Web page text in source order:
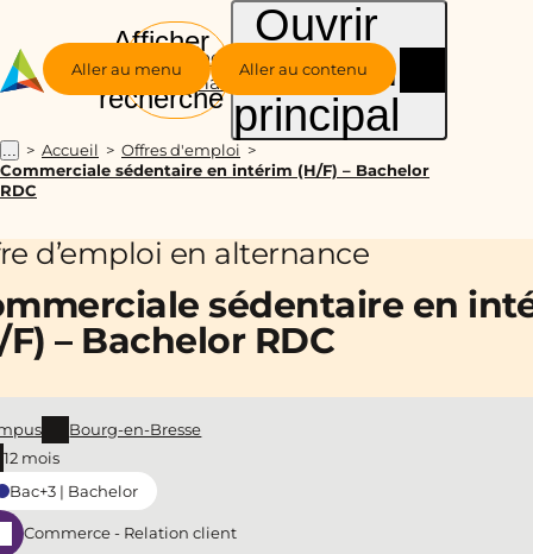
Aller au menu Aller au contenu
Groupe
Alternance
Afficher
la
recherche
Ouvrir
le menu
principal
... Accueil
Offres d'emploi
Commerciale sédentaire en intérim (H/F) – Bachelor
RDC
d’emploi en alternance
sédentaire en
– Bachelor RDC
Bourg-en-Bresse
12 mois
Bac+3 | Bachelor
Commerce - Relation client